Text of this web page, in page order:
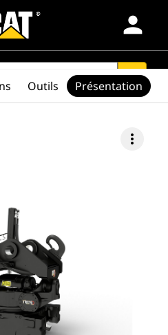
person
search
more_vert
Outils Présentation